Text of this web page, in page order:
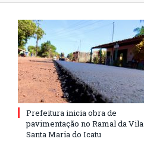
Prefeitura inicia obra de
pavimentação no Ramal da Vila
Santa Maria do Icatu